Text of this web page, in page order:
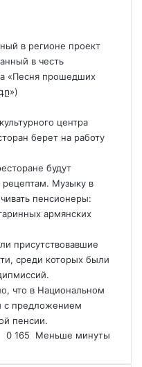
в регионе проект
в честь
«Песня прошедших
центра
берет на работу
будут
Музыку в
пенсионеры:
армянских
присутствовавшие
среди которых были
что в Национальном
с предложением
пенсии.
0 165 Меньше минуты